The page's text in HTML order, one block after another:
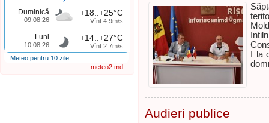
Duminică
09.08.26
+18..+25°C
Vînt 4.9m/s
Luni
10.08.26
+14..+27°C
Vînt 2.7m/s
Meteo pentru 10 zile
meteo2.md
I la
Audieri publice